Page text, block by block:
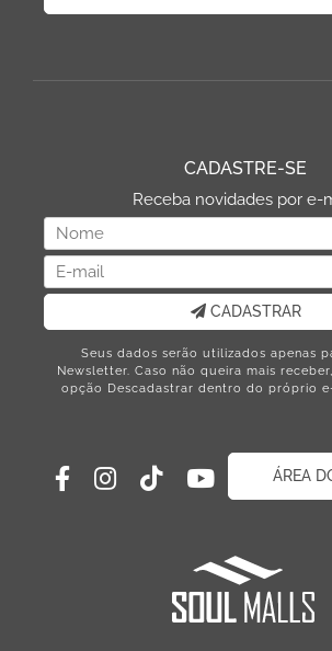
CADASTRE-SE
Receba novidades por e-
CADASTRAR
Seus dados serão utilizados apenas
Newsletter. Caso não queira mais
opção Descadastrar dentro do próprio
ÁREA